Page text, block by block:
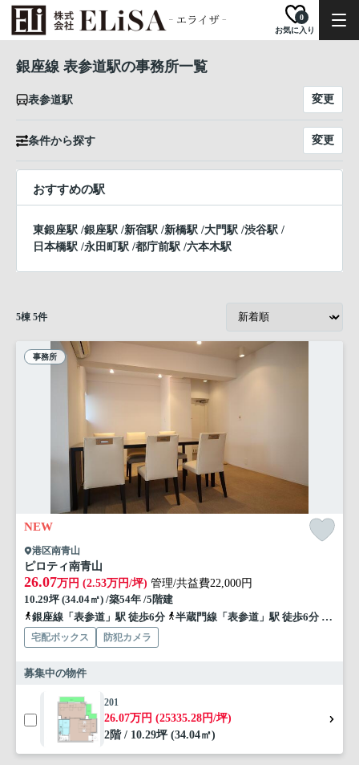
お気に入り
0
銀座線 表参道駅の事務所一覧
表参道駅 変更
条件から探す 変更
おすすめの駅
東銀座駅 /銀座駅 /新宿駅 /新橋駅 /大門駅 /渋谷駅 /
日本橋駅 /永田町駅 /都庁前駅 /六本木駅
5棟 5件
事務所
NEW
港区南青山
ピロティ南青山
26.07万円 (2.53万円/坪) 管理/共益費22,000円
10.29坪 (34.04㎡) /築54年 /5階建
銀座線「表参道」駅 徒歩6分
半蔵門線「表参道」駅 徒歩6分 千代
宅配ボックス 防犯カメラ
募集中の物件
201
26.07万円 (25335.28円/坪)
2階 / 10.29坪 (34.04㎡)